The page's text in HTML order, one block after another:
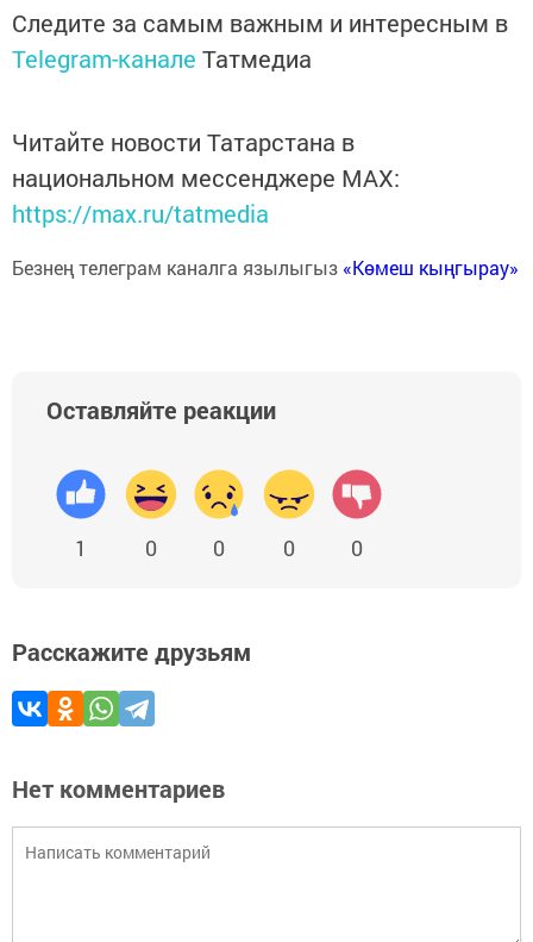
Следите за самым важным и интересным в
Telegram-канале Татмедиа
Читайте новости Татарстана в
национальном мессенджере MАХ:
https://max.ru/tatmedia
Безнең телеграм каналга язылыгыз «Көмеш кыңгырау»
Оставляйте реакции
1 0 0 0 0
Расскажите друзьям
Нет комментариев